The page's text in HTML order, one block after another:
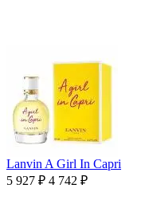
Lanvin A Girl In Capri
5 927 ₽ 4 742 ₽